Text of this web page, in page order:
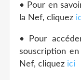
• Pour en
la Nef, cliquez
• Pour
souscription
Nef, cliquez ici